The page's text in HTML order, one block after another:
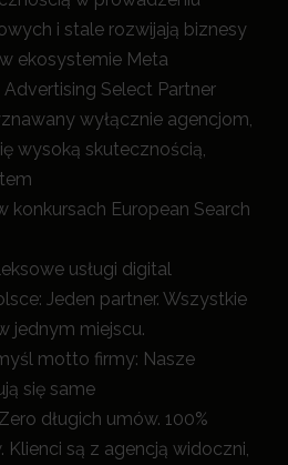
i stale rozwijają biznesy
ekosystemie Meta
Select Partner
wyłącznie agencjom,
wysoką skutecznością,
konkursach European Search
usługi digital
Jeden partner. Wszystkie
jednym miejscu.
motto firmy: Nasze
się same
długich umów. 100%
Klienci są z agencją widoczni,